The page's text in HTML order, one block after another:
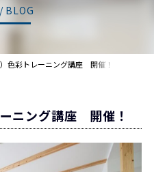
BLOG
色彩トレーニング講座 開催！
ニング講座 開催！